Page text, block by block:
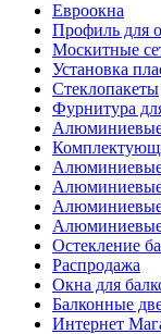
Евроокна
Профиль для
Москитные
Установка
Стеклопакеты
Фурнитура
Остекление
Распродажа
Окна для
Балконные
Интернет